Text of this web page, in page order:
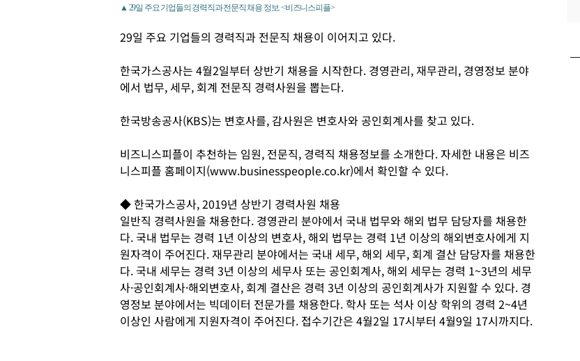
▲ 29일 주요 기업들의 경력직과 전문직 채용 정보. <비즈니스피플>
29일 주요 기업들의 경력직과 전문직 채용이 이어지고 있다.
한국가스공사는 4월2일부터 상반기 채용을 시작한다. 경영관리, 재무관리, 경영정보 분야
에서 법무, 세무, 회계 전문직 경력사원을 뽑는다.
한국방송공사(KBS)는 변호사를, 감사원은 변호사와 공인회계사를 찾고 있다.
비즈니스피플이 추천하는 임원, 전문직, 경력직 채용정보를 소개한다. 자세한 내용은 비즈
니스피플 홈페이지(www.businesspeople.co.kr)에서 확인할 수 있다.
◆ 한국가스공사, 2019년 상반기 경력사원 채용
일반직 경력사원을 채용한다. 경영관리 분야에서 국내 법무와 해외 법무 담당자를 채용한
다. 국내 법무는 경력 1년 이상의 변호사, 해외 법무는 경력 1년 이상의 해외변호사에게 지
원자격이 주어진다. 재무관리 분야에서는 국내 세무, 해외 세무, 회계 결산 담당자를 채용한
다. 국내 세무는 경력 3년 이상의 세무사 또는 공인회계사, 해외 세무는 경력 1~3년의 세무
사·공인회계사·해외변호사, 회계 결산은 경력 3년 이상의 공인회계사가 지원할 수 있다. 경
영정보 분야에서는 빅데이터 전문가를 채용한다. 학사 또는 석사 이상 학위의 경력 2~4년
이상인 사람에게 지원자격이 주어진다. 접수기간은 4월2일 17시부터 4월9일 17시까지다.